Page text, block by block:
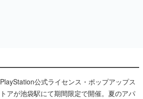
PlayStation公式ライセンス・ポップアップス
トアが池袋駅にて期間限定で開催。夏のアパ